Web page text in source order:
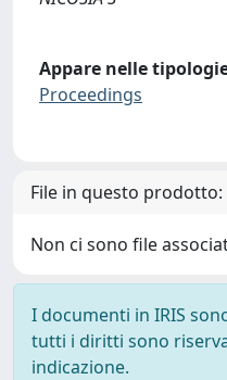
Appare nelle
Proceedings
File in questo prodotto:
Non ci sono file
I documenti in IRIS
tutti i diritti sono
indicazione.